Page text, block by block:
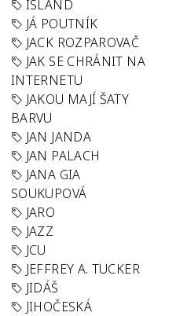
ISLAND
JÁ POUTNÍK
JACK ROZPAROVAČ
JAK SE CHRÁNIT NA
INTERNETU
JAKOU MAJÍ ŠATY
BARVU
JAN JANDA
JAN PALACH
JANA GIA
SOUKUPOVÁ
JARO
JAZZ
JCU
JEFFREY A. TUCKER
JIDÁŠ
JIHOČESKÁ